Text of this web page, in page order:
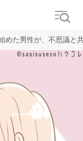
めた男性が、不思議と